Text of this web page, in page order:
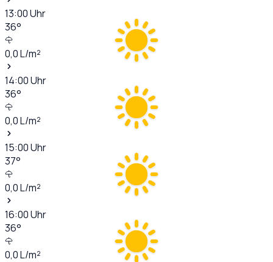
13:00Uhr
36°
0,0L/m²
14:00Uhr
36°
0,0L/m²
15:00Uhr
37°
0,0L/m²
16:00Uhr
36°
0,0L/m²